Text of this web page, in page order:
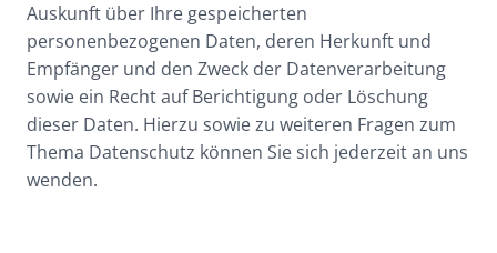
Auskunft über Ihre gespeicherten
personenbezogenen Daten, deren Herkunft und
Empfänger und den Zweck der Datenverarbeitung
sowie ein Recht auf Berichtigung oder Löschung
dieser Daten. Hierzu sowie zu weiteren Fragen zum
Thema Datenschutz können Sie sich jederzeit an uns
wenden.